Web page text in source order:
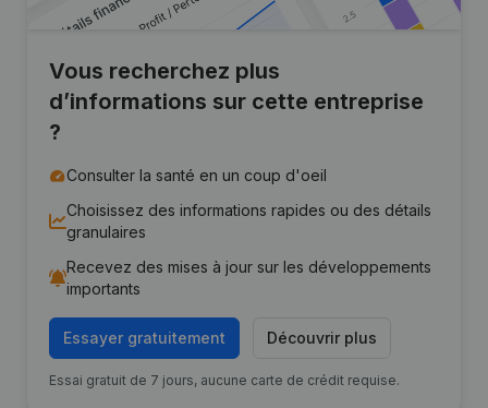
Vous recherchez plus
d’informations sur cette entreprise
?
Consulter la santé en un coup d'oeil
Choisissez des informations rapides ou des détails
granulaires
Recevez des mises à jour sur les développements
importants
Essayer gratuitement Découvrir plus
Essai gratuit de 7 jours, aucune carte de crédit requise.